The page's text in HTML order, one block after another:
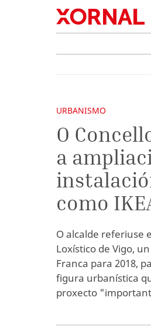
URBANISMO
O
a
como
O alcalde referiuse
Loxístico de Vigo,
Franca para 2018,
figura urbanística
proxecto